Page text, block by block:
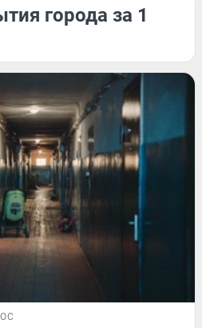
города за 1